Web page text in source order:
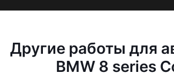
Другие работы для
BMW 8 series